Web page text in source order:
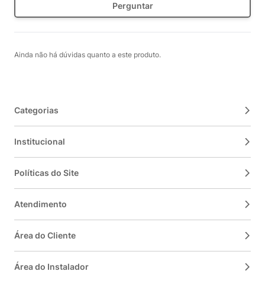
Perguntar
Ainda não há dúvidas quanto a este produto.
Categorias
Institucional
Políticas do Site
Atendimento
Área do Cliente
Área do Instalador